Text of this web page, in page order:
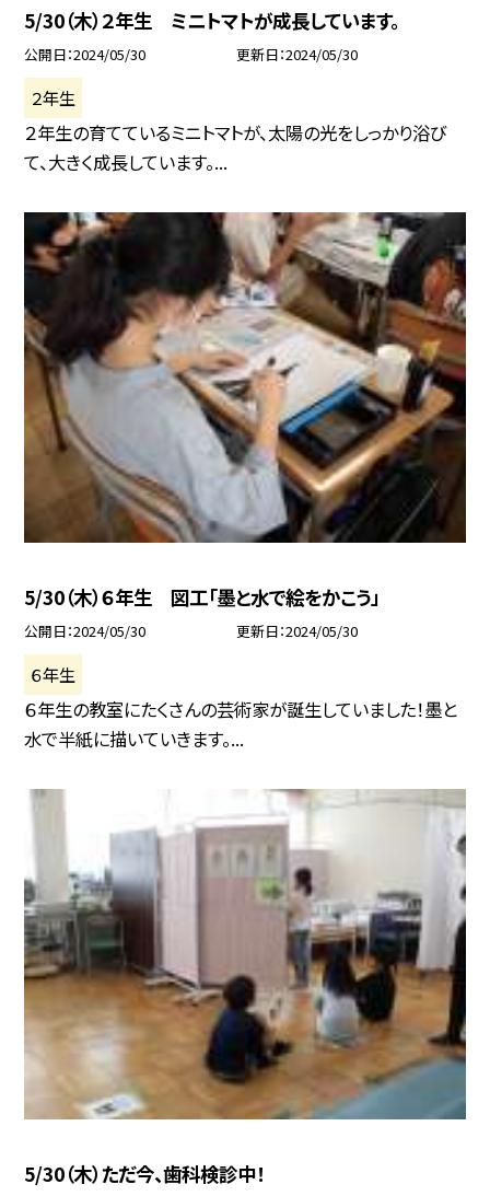
5/30（木）２年生 ミニトマトが成長しています。
公開日 2024/05/30 更新日 2024/05/30
２年生
２年生の育てているミニトマトが、太陽の光をしっかり浴び
て、大きく成長しています。...
5/30（木）６年生 図工「墨と水で絵をかこう」
公開日 2024/05/30 更新日 2024/05/30
６年生
６年生の教室にたくさんの芸術家が誕生していました！墨と
水で半紙に描いていきます。...
5/30（木）ただ今、歯科検診中！